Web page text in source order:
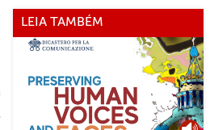
LEIA TAMBÉM